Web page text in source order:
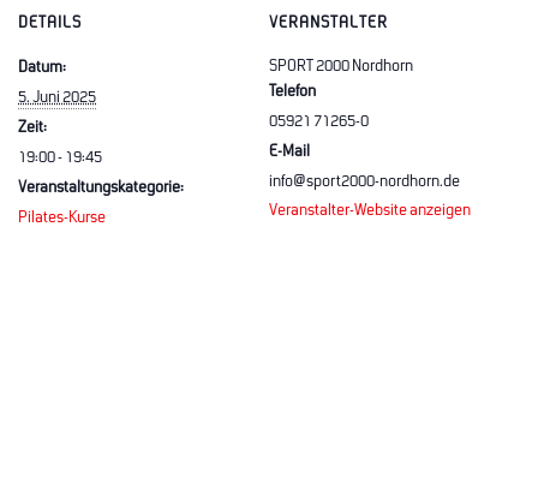
DETAILS
Datum:
5. Juni 2025
Zeit:
19:00 - 19:45
Veranstaltungskategorie:
Pilates-Kurse
VERANSTALTER
SPORT 2000 Nordhorn
Telefon
05921 71265-0
E-Mail
info@sport2000-nordhorn.de
Veranstalter-Website anzeigen